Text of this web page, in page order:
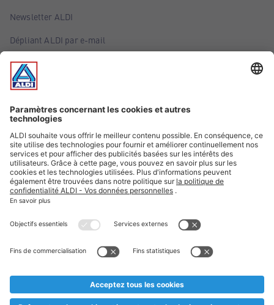
Newsletter ALDI
Dépliant ALDI par e-mail
Offres
Infos essentielles
Suivez ALDI Belgique
Textes marqués d'un astérisque et mentions légales
* Nous vendons ces articles temporairement et jusqu'à
au cas où, malgré le planning bien étudié, nous serions
prématurément en rupture de stock. Prix Recupel et TVA incl.
** Sur ce site, l’utilisation de la forme masculine a été adoptée